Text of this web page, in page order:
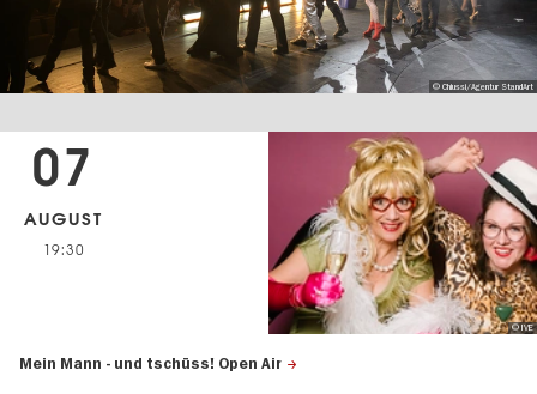
© Chiussi/Agentur StandArt
Mein Mann - und tschüss! Open Air
07
AUGUST
19:30
© IVE